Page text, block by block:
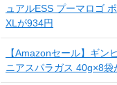
ュアルESS プーマロゴ
XLが934円
【Amazonセール】ギン
ニアスパラガス 40g×8袋